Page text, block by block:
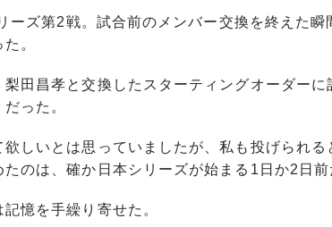
ズ第2戦。試合前のメンバー交換を終えた瞬
。
田昌孝と交換したスターティングオーダーに
った。
欲しいとは思っていましたが、私も投げられ
のは、確か日本シリーズが始まる1日か2日前
憶を手繰り寄せた。